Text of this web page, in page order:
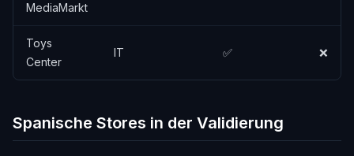
MediaMarkt
Toys
Center
IT ✅ ❌
Spanische Stores in der Validierung